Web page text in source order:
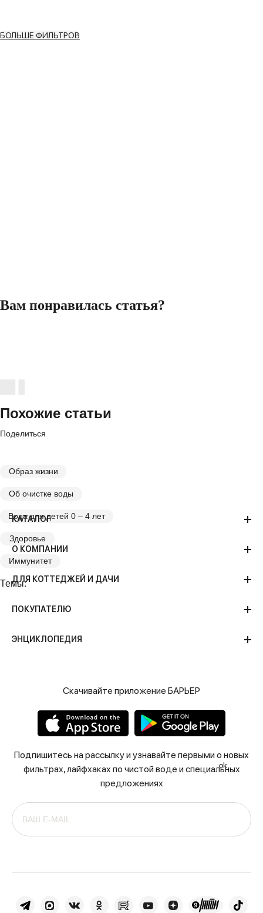
БОЛЬШЕ ФИЛЬТРОВ
Поделиться
Образ жизни
Об очистке воды
Вода для детей 0 – 4 лет
Здоровье
Иммунитет
Темы:
Вам понравилась статья?
Похожие статьи
КАТАЛОГ
О КОМПАНИИ
ДЛЯ КОТТЕДЖЕЙ И ДАЧИ
ПОКУПАТЕЛЮ
ЭНЦИКЛОПЕДИЯ
Скачивайте приложение БАРЬЕР
Подпишитесь на рассылку и узнавайте первыми о новых
фильтрах, лайфхаках по чистой воде и специальных
предложениях
ok